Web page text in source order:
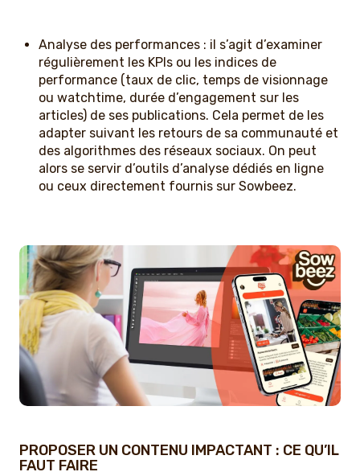
Analyse des performances : il s’agit d’examiner
régulièrement les KPIs ou les indices de
performance (taux de clic, temps de visionnage
ou watchtime, durée d’engagement sur les
articles) de ses publications. Cela permet de les
adapter suivant les retours de sa communauté et
des algorithmes des réseaux sociaux. On peut
alors se servir d’outils d’analyse dédiés en ligne
ou ceux directement fournis sur Sowbeez.
PROPOSER UN CONTENU IMPACTANT : CE QU’IL
FAUT FAIRE